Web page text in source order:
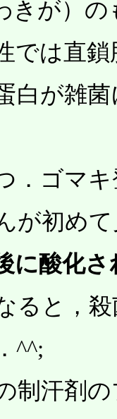
きが）
では直
白が雑
ゴマキ
が初め
に酸化
ると，
^^;
制汗剤